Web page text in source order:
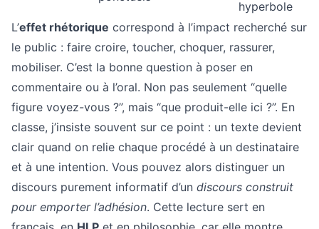
hyperbole
L’effet rhétorique correspond à l’impact recherché sur
le public : faire croire, toucher, choquer, rassurer,
mobiliser. C’est la bonne question à poser en
commentaire ou à l’oral. Non pas seulement “quelle
figure voyez-vous ?”, mais “que produit-elle ici ?”. En
classe, j’insiste souvent sur ce point : un texte devient
clair quand on relie chaque procédé à un destinataire
et à une intention. Vous pouvez alors distinguer un
discours purement informatif d’un discours construit
pour emporter l’adhésion. Cette lecture sert en